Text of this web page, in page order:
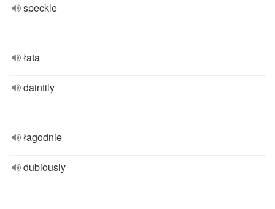
speckle
łata
daintily
łagodnie
dubiously